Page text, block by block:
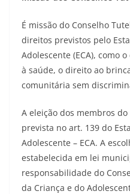
É missão do Conselho
direitos previstos pelo
Adolescente (ECA), como
à saúde, o direito ao
comunitária sem
A eleição dos membros
prevista no art. 139 do
Adolescente – ECA. A
estabelecida em lei
responsabilidade do
da Criança e do